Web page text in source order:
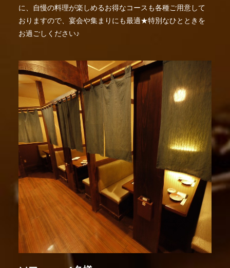
に、自慢の料理が楽しめるお得なコースも各種ご用意して
おりますので、宴会や集まりにも最適★特別なひとときを
お過ごしください♪